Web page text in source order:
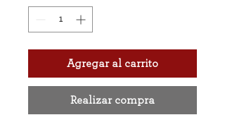
Agregar al carrito
Realizar compra